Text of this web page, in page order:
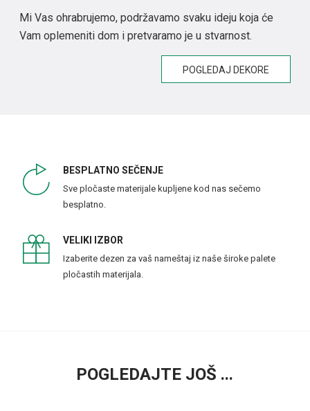
Mi Vas ohrabrujemo, podržavamo svaku ideju koja će
Vam oplemeniti dom i pretvaramo je u stvarnost.
POGLEDAJ DEKORE
BESPLATNO SEČENJE
Sve pločaste materijale kupljene kod nas sečemo
besplatno.
VELIKI IZBOR
Izaberite dezen za vaš nameštaj iz naše široke palete
pločastih materijala.
POGLEDAJTE JOŠ ...